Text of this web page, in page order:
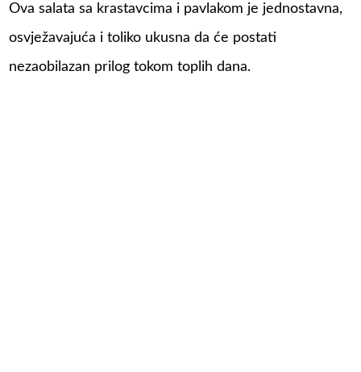
Ova salata sa krastavcima i pavlakom je jednostavna,
osvježavajuća i toliko ukusna da će postati
nezaobilazan prilog tokom toplih dana.